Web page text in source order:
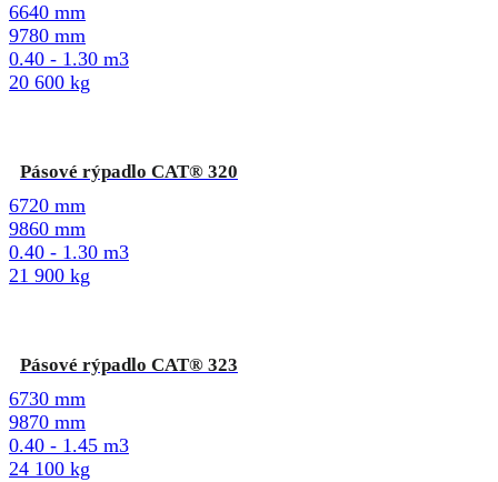
6640 mm
9780 mm
0.40 - 1.30 m3
20 600 kg
Pásové rýpadlo CAT® 320
6720 mm
9860 mm
0.40 - 1.30 m3
21 900 kg
Pásové rýpadlo CAT® 323
6730 mm
9870 mm
0.40 - 1.45 m3
24 100 kg